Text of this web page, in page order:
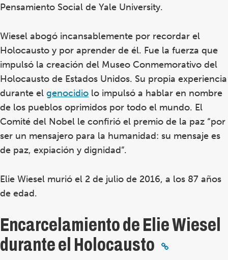
Pensamiento Social de Yale University.
Wiesel abogó incansablemente por recordar el
Holocausto y por aprender de él. Fue la fuerza que
impulsó la creación del Museo Conmemorativo del
Holocausto de Estados Unidos. Su propia experiencia
durante el genocidio lo impulsó a hablar en nombre
de los pueblos oprimidos por todo el mundo. El
Comité del Nobel le confirió el premio de la paz “por
ser un mensajero para la humanidad: su mensaje es
de paz, expiación y dignidad”.
Elie Wiesel murió el 2 de julio de 2016, a los 87 años
de edad.
Encarcelamiento de Elie Wiesel
durante el Holocausto